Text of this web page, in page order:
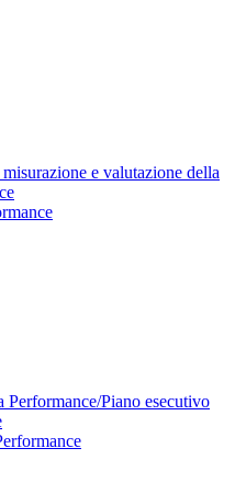
e valutazione della
Performance/Piano esecutivo